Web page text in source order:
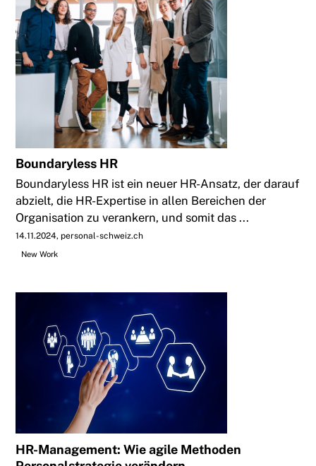
Boundaryless HR
Boundaryless HR ist ein neuer HR-Ansatz, der darauf
abzielt, die HR-Expertise in allen Bereichen der
Organisation zu verankern, und somit das ...
14.11.2024 personal-schweiz.ch
New Work
HR-Management: Wie agile Methoden